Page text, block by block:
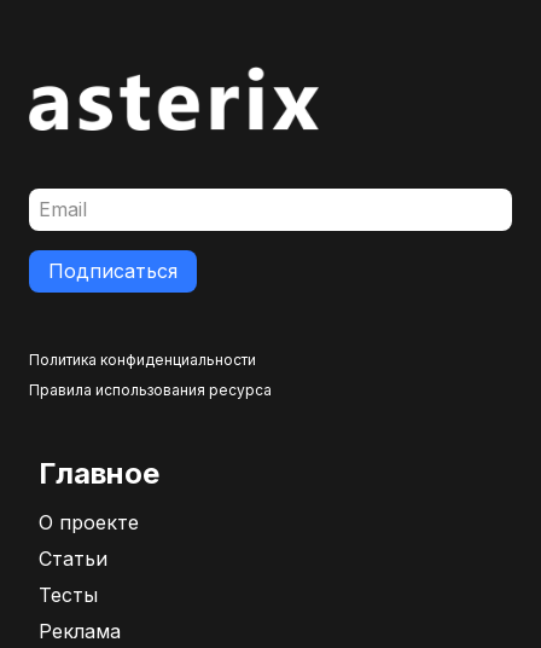
Подписаться
Политика конфиденциальности
Правила использования ресурса
Главное
О проекте
Статьи
Тесты
Реклама